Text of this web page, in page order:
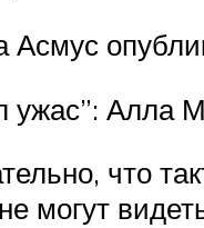
Асмус
ужас”: Алла
что
могут